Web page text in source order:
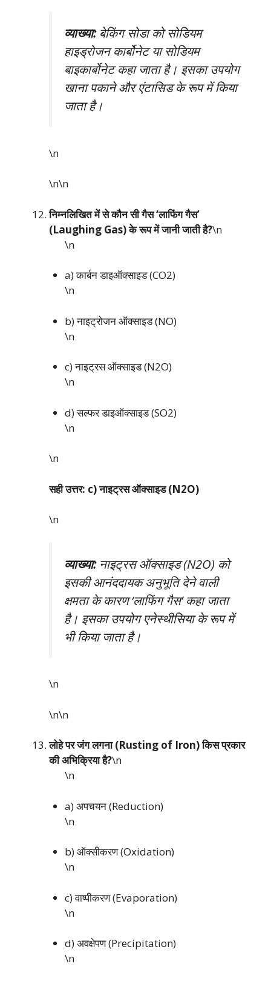
व्याख्या:बेकिंग सोडा को सोडियम
हाइड्रोजन कार्बोनेट या सोडियम
बाइकार्बोनेट कहा जाता है। इसका उपयोग
खाना पकाने और एंटासिड के रूप में किया
जाता है।
\n
\n\n
निम्नलिखित में से कौन सी गैस ‘लाफिंग गैस’
(Laughing Gas) के रूप में जानी जाती है?\n
\n
a) कार्बन डाइऑक्साइड (CO2)
\n
b) नाइट्रोजन ऑक्साइड (NO)
\n
c) नाइट्रस ऑक्साइड (N2O)
\n
d) सल्फर डाइऑक्साइड (SO2)
\n
\n
सही उत्तर: c) नाइट्रस ऑक्साइड (N2O)
\n
व्याख्या:नाइट्रस ऑक्साइड (N2O) को
इसकी आनंददायक अनुभूति देने वाली
क्षमता के कारण ‘लाफिंग गैस’ कहा जाता
है। इसका उपयोग एनेस्थीसिया के रूप में
भी किया जाता है।
\n
\n\n
लोहे पर जंग लगना (Rusting of Iron) किस प्रकार
की अभिक्रिया है?\n
\n
a) अपचयन (Reduction)
\n
b) ऑक्सीकरण (Oxidation)
\n
c) वाष्पीकरण (Evaporation)
\n
d) अवक्षेपण (Precipitation)
\n